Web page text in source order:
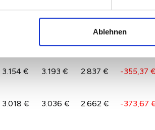
Ablehnen
2025 2026
Vorjahr
3.154 € 3.193 € 2.837 € -355,37 €
3.018 € 3.036 € 2.662 € -373,67